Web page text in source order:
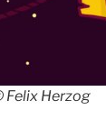
Felix Herzog